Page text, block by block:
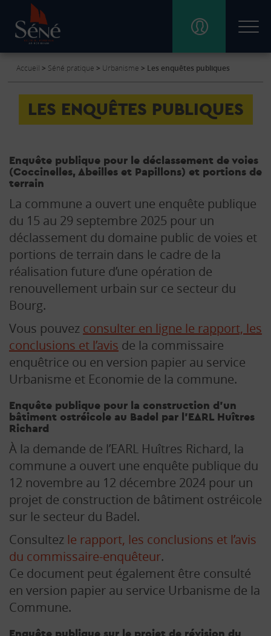
SÉNÉ PRATIQUE
CULTURE, SPORT ET VIE ASSOCIATIVE
CARTE INTERACTIVE
AGENDA
DÉMARCHES EN LIGNE
FOIRE AUX QUESTIONS
Accueil > Séné pratique > Urbanisme > Les enquêtes publiques
LES ENQUÊTES PUBLIQUES
Enquête publique pour le déclassement de voies
(Coccinelles, Abeilles et Papillons) et portions de
terrain
La commune a ouvert une enquête publique
du 15 au 29 septembre 2025 pour un
déclassement du domaine public de voies et
portions de terrain dans le cadre de la
réalisation future d’une opération de
renouvellement urbain sur ce secteur du
Bourg.
Vous pouvez consulter en ligne le rapport, les
conclusions et l’avis de la commissaire
enquêtrice ou en version papier au service
Urbanisme et Economie de la commune.
Enquête publique pour la construction d’un
bâtiment ostréicole au Badel par l’EARL Huîtres
Richard
À la demande de l’EARL Huîtres Richard, la
commune a ouvert une enquête publique du
12 novembre au 12 décembre 2024 pour un
projet de construction de bâtiment ostréicole
sur le secteur du Badel.
Consultez le rapport, les conclusions et l’avis
du commissaire-enquêteur.
Ce document peut également être consulté
en version papier au service Urbanisme de la
Commune.